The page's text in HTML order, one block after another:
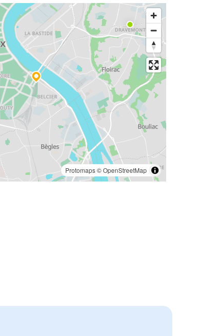
Protomaps©OpenStreetMap